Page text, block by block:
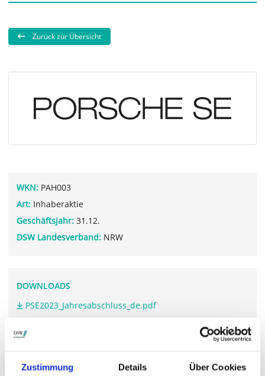
Zustimmung Details Über Cookies
Zurück zur Übersicht
WKN: PAH003
Art: Inhaberaktie
Geschäftsjahr: 31.12.
DSW Landesverband: NRW
DOWNLOADS
PSE2023_Jahresabschluss_de.pdf